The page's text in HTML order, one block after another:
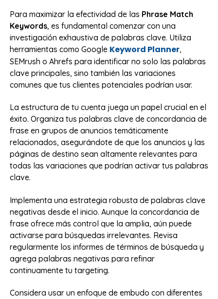
Para maximizar la efectividad de las Phrase Match
Keywords, es fundamental comenzar con una
investigación exhaustiva de palabras clave. Utiliza
herramientas como Google Keyword Planner,
SEMrush o Ahrefs para identificar no solo las palabras
clave principales, sino también las variaciones
comunes que tus clientes potenciales podrían usar.
La estructura de tu cuenta juega un papel crucial en el
éxito. Organiza tus palabras clave de concordancia de
frase en grupos de anuncios temáticamente
relacionados, asegurándote de que los anuncios y las
páginas de destino sean altamente relevantes para
todas las variaciones que podrían activar tus palabras
clave.
Implementa una estrategia robusta de palabras clave
negativas desde el inicio. Aunque la concordancia de
frase ofrece más control que la amplia, aún puede
activarse para búsquedas irrelevantes. Revisa
regularmente los informes de términos de búsqueda y
agrega palabras negativas para refinar
continuamente tu targeting.
Considera usar un enfoque de embudo con diferentes